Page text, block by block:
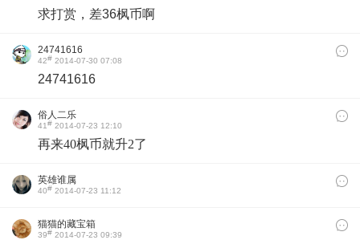
求打赏，差36枫币啊
24741616
42# 2014-07-30 07:08
24741616
俗人二乐
41# 2014-07-23 12:10
再来40枫币就升2了
英雄谁属
40# 2014-07-23 11:12
猫猫的藏宝箱
39# 2014-07-23 09:39